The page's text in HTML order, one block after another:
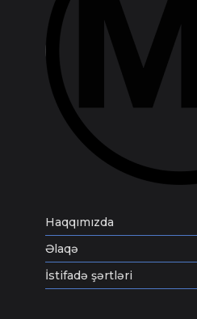
Haqqımızda
Əlaqə
İstifadə şərtləri